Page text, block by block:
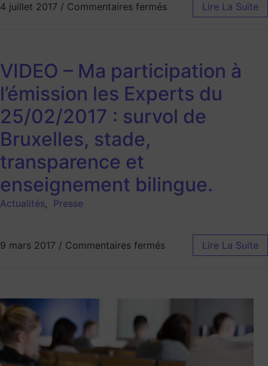
4 juillet 2017 / Commentaires fermés Lire La Suite
VIDEO – Ma participation à
l’émission les Experts du
25/02/2017 : survol de
Bruxelles, stade,
transparence et
enseignement bilingue.
Actualités, Presse
9 mars 2017 / Commentaires fermés Lire La Suite